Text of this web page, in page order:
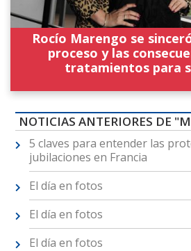
Rocío Marengo se
proceso y las
tratamientos para
NOTICIAS ANTERIORES DE
5 claves para entender las
jubilaciones en Francia
El día en fotos
El día en fotos
El día en fotos